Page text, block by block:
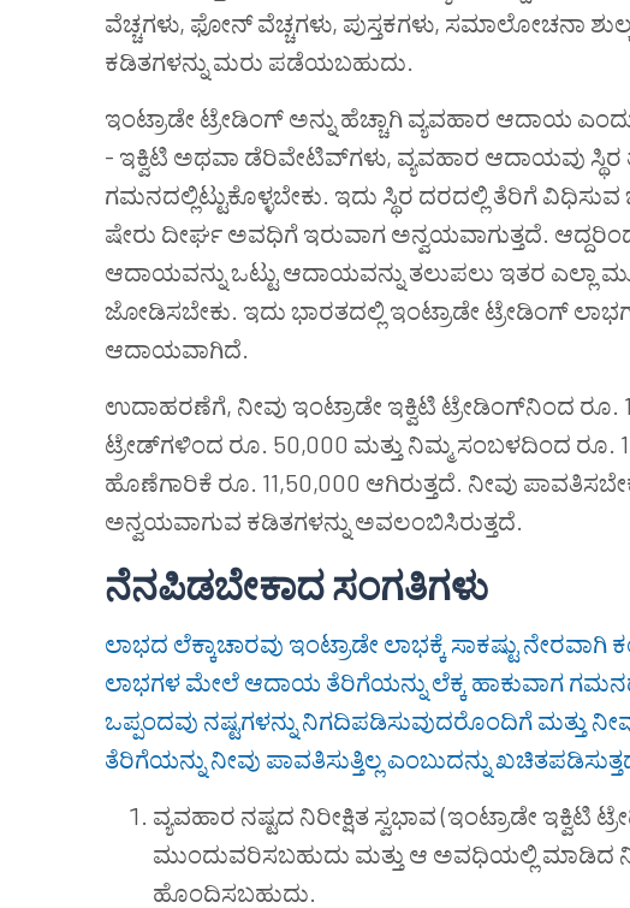
ವೆಚ್ಚಗಳು, ಫೋನ್ ವೆಚ್ಚಗಳು, ಪುಸ್ತಕಗಳು, ಸಮಾಲೋಚನಾ
ಕಡಿತಗಳನ್ನು ಮರು ಪಡೆಯಬಹುದು.
ಇಂಟ್ರಾಡೇ ಟ್ರೇಡಿಂಗ್ ಅನ್ನು ಹೆಚ್ಚಾಗಿ ವ್ಯವಹಾರ ಆದಾಯ
- ಇಕ್ವಿಟಿ ಅಥವಾ ಡೆರಿವೇಟಿವ್‌ಗಳು, ವ್ಯವಹಾರ ಆದಾಯವು ಸ್ಥಿರ
ಗಮನದಲ್ಲಿಟ್ಟುಕೊಳ್ಳಬೇಕು. ಇದು ಸ್ಥಿರ ದರದಲ್ಲಿ ತೆರಿಗೆ
ಷೇರು ದೀರ್ಘ ಅವಧಿಗೆ ಇರುವಾಗ ಅನ್ವಯವಾಗುತ್ತದೆ.
ಆದಾಯವನ್ನು ಒಟ್ಟು ಆದಾಯವನ್ನು ತಲುಪಲು ಇತರ
ಜೋಡಿಸಬೇಕು. ಇದು ಭಾರತದಲ್ಲಿ ಇಂಟ್ರಾಡೇ ಟ್ರೇಡಿಂಗ್
ಆದಾಯವಾಗಿದೆ.
ಉದಾಹರಣೆಗೆ, ನೀವು ಇಂಟ್ರಾಡೇ ಇಕ್ವಿಟಿ ಟ್ರೇಡಿಂಗ್‌ನಿಂದ ರೂ.
ಟ್ರೇಡ್‌ಗಳಿಂದ ರೂ. 50,000 ಮತ್ತು ನಿಮ್ಮ ಸಂಬಳದಿಂದ
ಹೊಣೆಗಾರಿಕೆ ರೂ. 11,50,000 ಆಗಿರುತ್ತದೆ. ನೀವು
ಅನ್ವಯವಾಗುವ ಕಡಿತಗಳನ್ನು ಅವಲಂಬಿಸಿರುತ್ತದೆ.
ನೆನಪಿಡಬೇಕಾದ ಸಂಗತಿಗಳು
ಲಾಭದ ಲೆಕ್ಕಾಚಾರವು ಇಂಟ್ರಾಡೇ ಲಾಭಕ್ಕೆ ಸಾಕಷ್ಟು
ಲಾಭಗಳ ಮೇಲೆ ಆದಾಯ ತೆರಿಗೆಯನ್ನು ಲೆಕ್ಕ ಹಾಕುವಾಗ
ಒಪ್ಪಂದವು ನಷ್ಟಗಳನ್ನು ನಿಗದಿಪಡಿಸುವುದರೊಂದಿಗೆ ಮತ್ತು
ತೆರಿಗೆಯನ್ನು ನೀವು ಪಾವತಿಸುತ್ತಿಲ್ಲ ಎಂಬುದನ್ನು
ವ್ಯವಹಾರ ನಷ್ಟದ ನಿರೀಕ್ಷಿತ ಸ್ವಭಾವ (ಇಂಟ್ರಾಡೇ ಇಕ್ವಿಟಿ
ಮುಂದುವರಿಸಬಹುದು ಮತ್ತು ಆ ಅವಧಿಯಲ್ಲಿ ಮಾಡಿದ
ಹೊಂದಿಸಬಹುದು.